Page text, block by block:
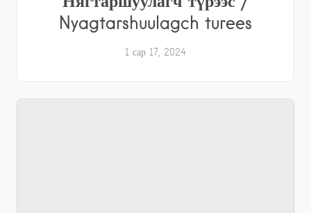
Nyagtarshuulagch turees
1 сар 17, 2024